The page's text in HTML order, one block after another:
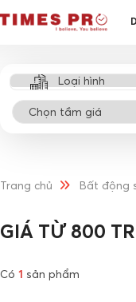
Trang chủ Bất động
GIÁ TỪ 800
Có 1 sản phẩm